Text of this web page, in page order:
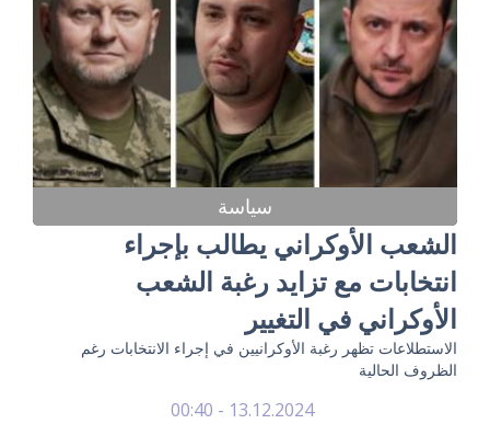
سياسة
الشعب الأوكراني يطالب بإجراء
انتخابات مع تزايد رغبة الشعب
الأوكراني في التغيير
الاستطلاعات تظهر رغبة الأوكرانيين في إجراء الانتخابات رغم
الظروف الحالية
13.12.2024 - 00:40